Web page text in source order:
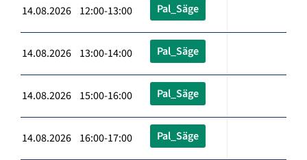
14.08.2026 12:00-13:00 Pal_Säge
14.08.2026 13:00-14:00 Pal_Säge
14.08.2026 15:00-16:00 Pal_Säge
14.08.2026 16:00-17:00 Pal_Säge